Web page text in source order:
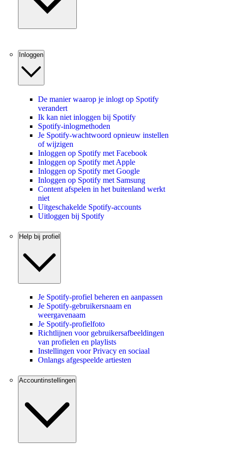
Inloggen
De manier waarop je inlogt op Spotify
verandert
Ik kan niet inloggen bij Spotify
Spotify-inlogmethoden
Je Spotify-wachtwoord opnieuw instellen
of wijzigen
Inloggen op Spotify met Facebook
Inloggen op Spotify met Apple
Inloggen op Spotify met Google
Inloggen op Spotify met Samsung
Content afspelen in het buitenland werkt
niet
Uitgeschakelde Spotify-accounts
Uitloggen bij Spotify
Help bij profiel
Je Spotify-profiel beheren en aanpassen
Je Spotify-gebruikersnaam en
weergavenaam
Je Spotify-profielfoto
Richtlijnen voor gebruikersafbeeldingen
van profielen en playlists
Instellingen voor Privacy en sociaal
Onlangs afgespeelde artiesten
Accountinstellingen